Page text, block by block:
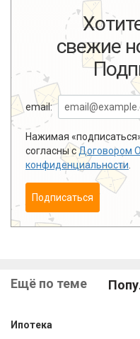
свежие
email:
Нажимая
согласны сДоговором
конфиденциальности
Подписаться
Ещё по теме
Ипотека